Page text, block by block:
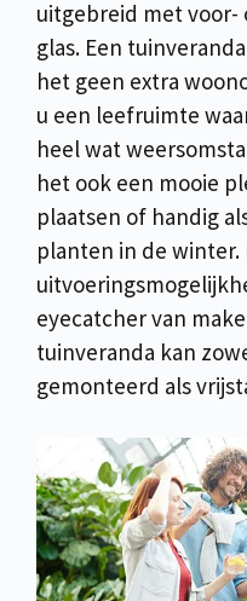
uitgebreid met voor-
glas. Een
het geen extra
u een leefruimte
heel wat
het ook een mooie
plaatsen of handig
planten in de winter.
eyecatcher van
tuinveranda kan
gemonteerd als